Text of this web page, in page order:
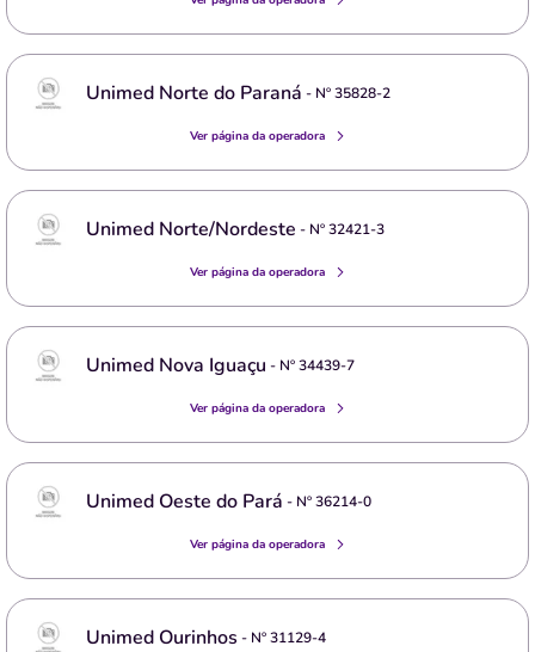
Unimed Norte do Paraná - Nº35828-2
Ver página da operadora
Unimed Norte/Nordeste - Nº32421-3
Ver página da operadora
Unimed Nova Iguaçu - Nº34439-7
Ver página da operadora
Unimed Oeste do Pará - Nº36214-0
Ver página da operadora
Unimed Ourinhos - Nº31129-4